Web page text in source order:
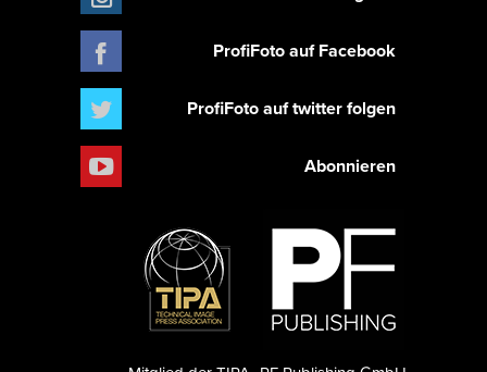
ProfiFoto auf Facebook
ProfiFoto auf twitter folgen
Abonnieren